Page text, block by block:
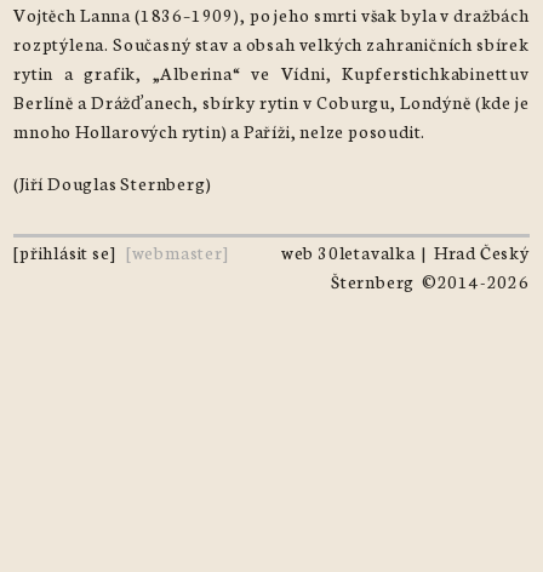
Vojtěch Lanna (1836–1909), po jeho smrti však byla v dražbách
rozptýlena. Současný stav a obsah velkých zahraničních sbírek
rytin a grafik, „Alberina“ ve Vídni, Kupferstichkabinettuv
Berlíně a Drážďanech, sbírky rytin v Coburgu, Londýně (kde je
mnoho Hollarových rytin) a Paříži, nelze posoudit.
(Jiří Douglas Sternberg)
[přihlásit se] [webmaster] web 30letavalka | Hrad Český
Šternberg ©2014-2026